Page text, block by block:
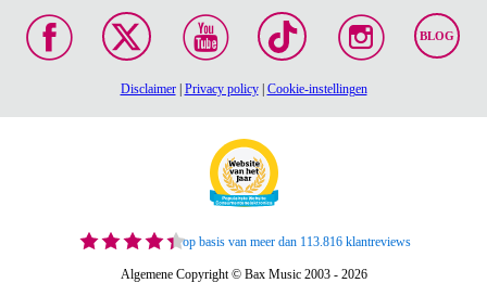
BLOG
Disclaimer| Privacy policy| Cookie-instellingen
op basis van meer dan 113.816 klantreviews
Algemene Copyright © Bax Music 2003 - 2026